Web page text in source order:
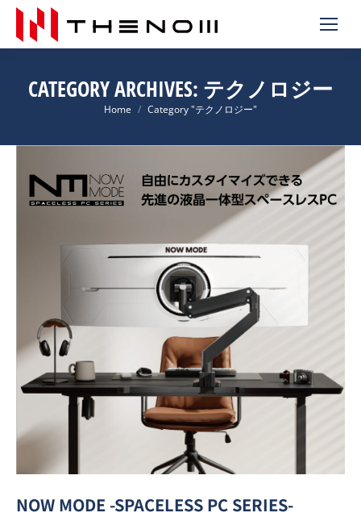
CATEGORY ARCHIVES: テクノロジー
You are here:
Home Category "テクノロジー"
NOW MODE -SPACELESS PC SERIES-